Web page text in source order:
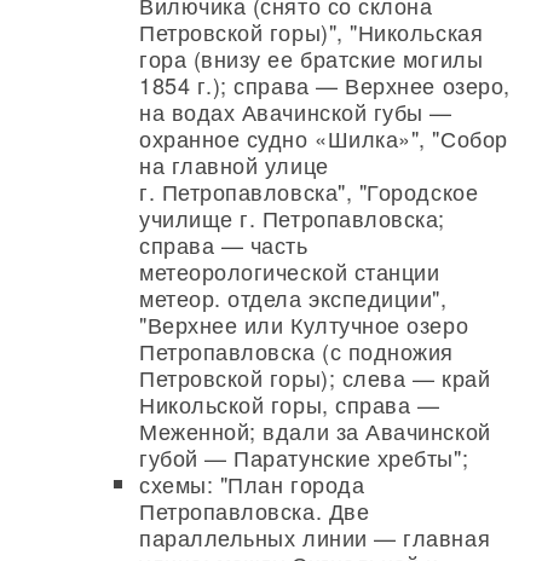
Петровской горы)", "Никольская
гора (внизу ее братские могилы
1854 г.); справа — Верхнее озеро,
на водах Авачинской губы —
охранное судно «Шилка»", "Собор
на главной улице
г. Петропавловска", "Городское
училище г. Петропавловска;
справа — часть
метеорологической станции
метеор. отдела экспедиции",
"Верхнее или Култучное озеро
Петропавловска (с подножия
Петровской горы); слева — край
Никольской горы, справа —
Меженной; вдали за Авачинской
губой — Паратунские хребты";
схемы: "План города
Петропавловска. Две
параллельных линии — главная